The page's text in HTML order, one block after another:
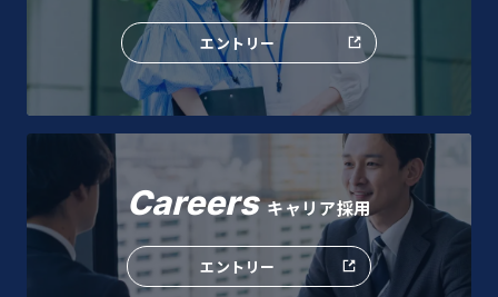
エントリー
Careers キャリア採用
エントリー